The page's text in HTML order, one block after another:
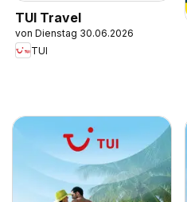
TUI Travel
von Dienstag 30.06.2026
TUI